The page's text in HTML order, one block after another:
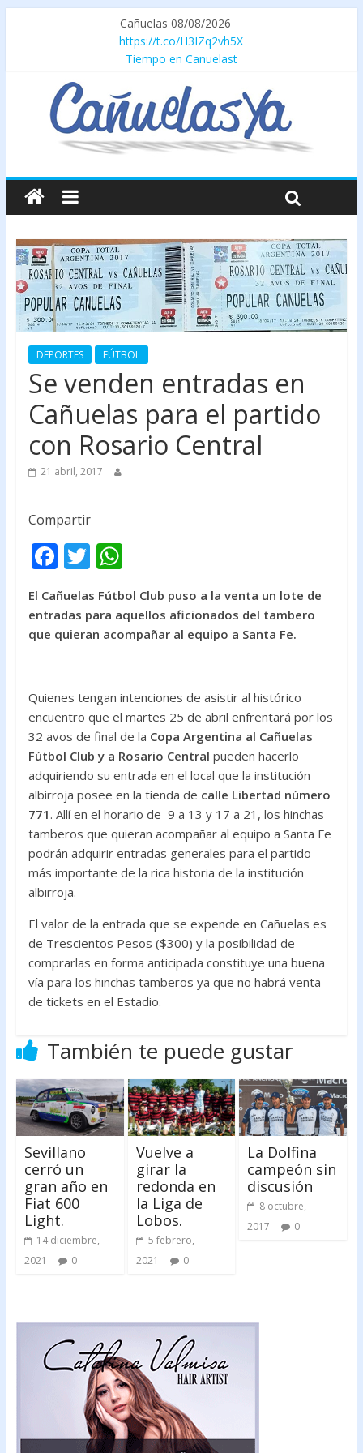
Cañuelas 08/08/2026
https://t.co/H3IZq2vh5X
Tiempo en Canuelast
DEPORTES FÚTBOL
Se venden entradas en
Cañuelas para el partido
con Rosario Central
21 abril, 2017
Compartir
F
ac
e
b
k
T
w
itt
er
W
h
at
s
p
p
El Cañuelas Fútbol Club puso a la venta un lote de
entradas para aquellos aficionados del tambero
que quieran acompañar al equipo a Santa Fe.
Quienes tengan intenciones de asistir al histórico
encuentro que el martes 25 de abril enfrentará por los
32 avos de final de la Copa Argentina al Cañuelas
Fútbol Club y a Rosario Central pueden hacerlo
adquiriendo su entrada en el local que la institución
albirroja posee en la tienda de calle Libertad número
771. Allí en el horario de 9 a 13 y 17 a 21, los hinchas
tamberos que quieran acompañar al equipo a Santa Fe
podrán adquirir entradas generales para el partido
más importante de la rica historia de la institución
albirroja.
El valor de la entrada que se expende en Cañuelas es
de Trescientos Pesos ($300) y la posibilidad de
comprarlas en forma anticipada constituye una buena
vía para los hinchas tamberos ya que no habrá venta
de tickets en el Estadio.
También te puede gustar
Sevillano
cerró un
gran año en
Fiat 600
Light.
14 diciembre,
2021
0
Vuelve a
girar la
redonda en
la Liga de
Lobos.
5 febrero,
2021
0
La Dolfina
campeón sin
discusión
8 octubre,
2017
0